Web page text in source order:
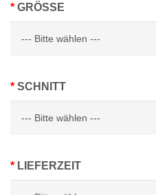
GRÖSSE
SCHNITT
LIEFERZEIT